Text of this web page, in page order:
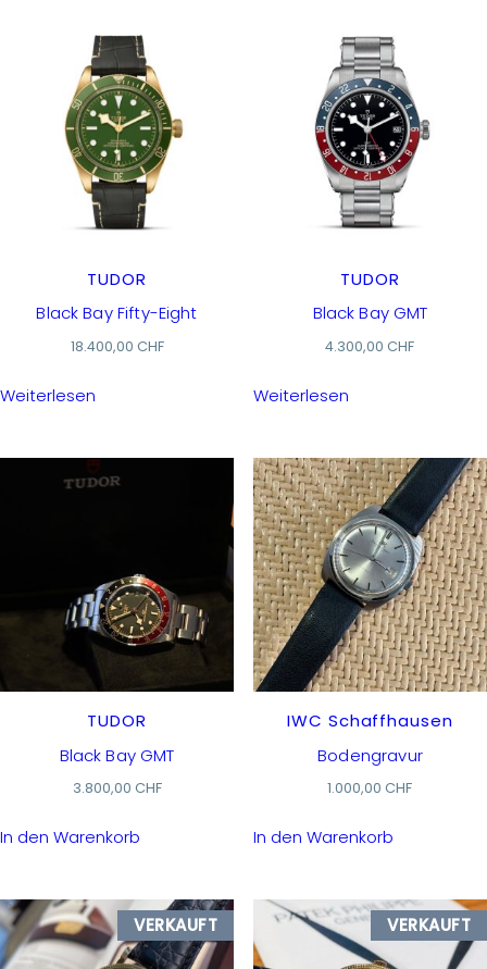
TUDOR
Black Bay Fifty-Eight
18.400,00 CHF
Weiterlesen
TUDOR
Black Bay GMT
4.300,00CHF
Weiterlesen
TUDOR
Black Bay GMT
3.800,00 CHF
In den Warenkorb
IWC Schaffhausen
Bodengravur
1.000,00CHF
In den Warenkorb
VERKAUFT VERKAUFT